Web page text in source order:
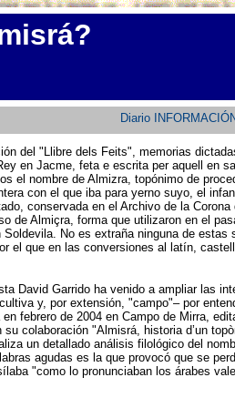
Diario
del "Llibre dels Feits", memorias
en Jacme, feta e escrita per aquell en
el nombre de Almizra, topónimo de
con el que iba para yerno suyo, el
conservada en el Archivo de la Corona
de Almiçra, forma que utilizaron en el
No es extraña ninguna de estas
el que en las conversiones al latín,
David Garrido ha venido a ampliar las
y, por extensión, "campo"– por
febrero de 2004 en Campo de Mirra,
colaboración "Almisrá, historia d’un
un detallado análisis filológico del
agudas es la que provocó que se
"como lo pronunciaban los árabes